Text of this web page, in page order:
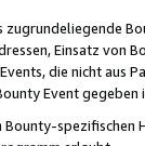
Einsatz von
die nicht
Event
spezifischen